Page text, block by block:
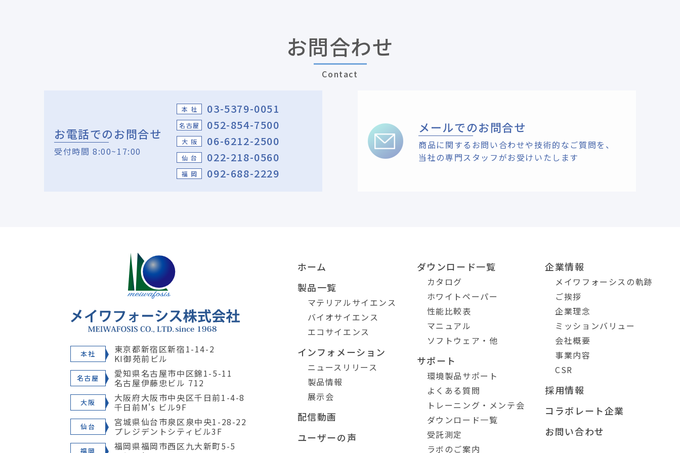
お問合わせ
Contact
お電話でのお問合せ
受付時間 8:00~17:00
本 社 03-5379-0051
名古屋 052-854-7500
大 阪 06-6212-2500
仙 台 022-218-0560
福 岡 092-688-2229
メールでのお問合せ
商品に関するお問い合わせや技術的なご質問を、
当社の専門スタッフがお受けいたします
本社 東京都新宿区新宿1-14-2
KI御苑前ビル
名古屋 愛知県名古屋市中区錦1-5-11
名古屋伊藤忠ビル 712
大阪 大阪府大阪市中央区千日前1-4-8
千日前M's ビル9F
仙台 宮城県仙台市泉区泉中央1-28-22
プレジデントシティビル3F
福岡 福岡県福岡市西区九大新町5-5
ホーム
製品一覧
マテリアルサイエンス
バイオサイエンス
エコサイエンス
インフォメーション
ニュースリリース
製品情報
展示会
配信動画
ユーザーの声
ダウンロード一覧
カタログ
ホワイトペーパー
性能比較表
マニュアル
ソフトウェア・他
サポート
環境製品サポート
よくある質問
トレーニング・メンテ会
ダウンロード一覧
受託測定
ラボのご案内
企業情報
メイワフォーシスの軌跡
ご挨拶
企業理念
ミッションバリュー
会社概要
事業内容
CSR
採用情報
コラボレート企業
お問い合わせ